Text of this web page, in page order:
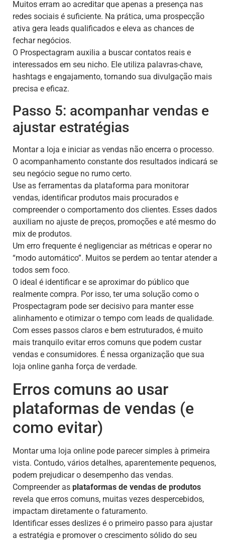
Muitos erram ao acreditar que apenas a presença nas
redes sociais é suficiente. Na prática, uma prospecção
ativa gera leads qualificados e eleva as chances de
fechar negócios.
O Prospectagram auxilia a buscar contatos reais e
interessados em seu nicho. Ele utiliza palavras-chave,
hashtags e engajamento, tornando sua divulgação mais
precisa e eficaz.
Passo 5: acompanhar vendas e
ajustar estratégias
Montar a loja e iniciar as vendas não encerra o processo.
O acompanhamento constante dos resultados indicará se
seu negócio segue no rumo certo.
Use as ferramentas da plataforma para monitorar
vendas, identificar produtos mais procurados e
compreender o comportamento dos clientes. Esses dados
auxiliam no ajuste de preços, promoções e até mesmo do
mix de produtos.
Um erro frequente é negligenciar as métricas e operar no
“modo automático”. Muitos se perdem ao tentar atender a
todos sem foco.
O ideal é identificar e se aproximar do público que
realmente compra. Por isso, ter uma solução como o
Prospectagram pode ser decisivo para manter esse
alinhamento e otimizar o tempo com leads de qualidade.
Com esses passos claros e bem estruturados, é muito
mais tranquilo evitar erros comuns que podem custar
vendas e consumidores. É nessa organização que sua
loja online ganha força de verdade.
Erros comuns ao usar
plataformas de vendas (e
como evitar)
Montar uma loja online pode parecer simples à primeira
vista. Contudo, vários detalhes, aparentemente pequenos,
podem prejudicar o desempenho das vendas.
Compreender as plataformas de vendas de produtos
revela que erros comuns, muitas vezes despercebidos,
impactam diretamente o faturamento.
Identificar esses deslizes é o primeiro passo para ajustar
a estratégia e promover o crescimento sólido do seu